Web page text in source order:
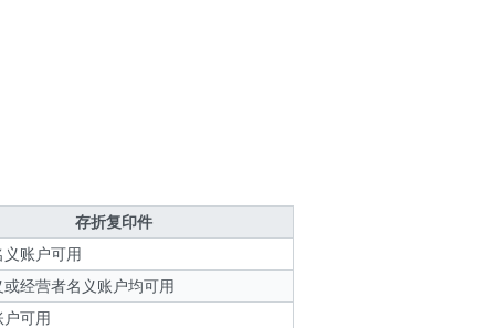
存折复印件
账户可用
经营者名义账户均可用
可用